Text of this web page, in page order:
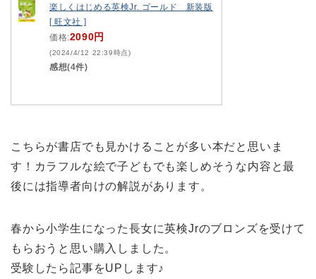
楽しくはじめる英検Jr. ゴールド 新装版
[ 旺文社 ]
価格:2090円
(2024/4/12 22:39時点)
感想(4件)
こちらが書店でも見かけることが多い本だと思いま
す！カラフルな絵で子どもでも楽しめそうな内容と最
後には指導者向けの解説があります。
春から小学生になった長女に英検Jrのブロンズを受けて
もらおうと思い購入しました。
受験したら記事をUPします♪